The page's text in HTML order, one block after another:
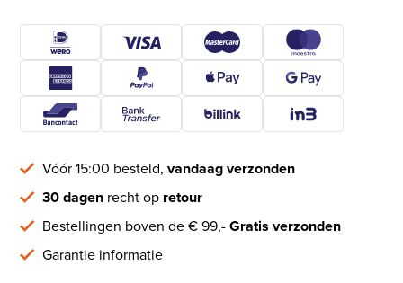
Vóór 15:00 besteld,vandaag verzonden
30 dagen recht op retour
Bestellingen boven de € 99,-Gratis verzonden
Garantie informatie